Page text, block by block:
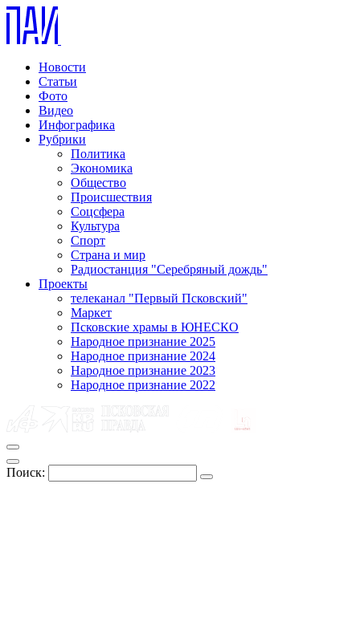
Новости
Статьи
Фото
Видео
Инфографика
Рубрики
Политика
Экономика
Общество
Происшествия
Соцсфера
Культура
Спорт
Страна и мир
Радиостанция "Серебряный дождь"
Проекты
телеканал "Первый Псковский"
Маркет
Псковские храмы в ЮНЕСКО
Народное признание 2025
Народное признание 2024
Народное признание 2023
Народное признание 2022
Поиск: